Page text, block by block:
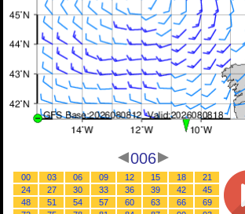
006
00 03 06 09 12 15 18
21
24
27 30 33 36 39 42
45
48
51 54 57 60 63 66
69